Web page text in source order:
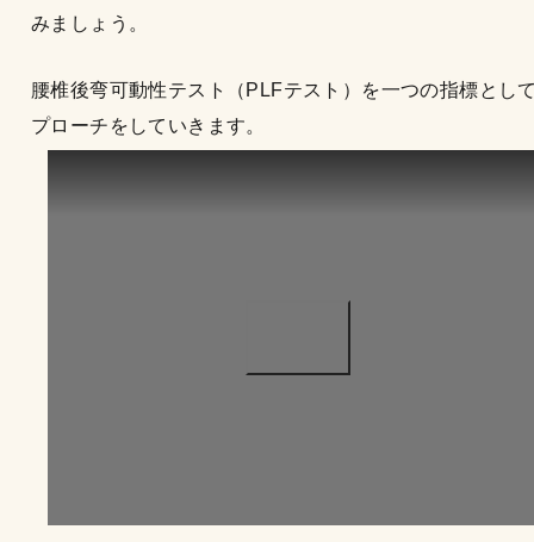
みましょう。
腰椎後弯可動性テスト（PLFテスト）を一つの指標とし
プローチをしていきます。